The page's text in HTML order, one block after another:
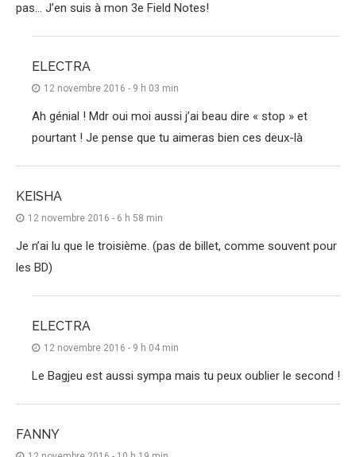
pas… J’en suis à mon 3e Field Notes!
ELECTRA
12 novembre 2016 - 9 h 03 min
Ah génial ! Mdr oui moi aussi j’ai beau dire « stop » et
pourtant ! Je pense que tu aimeras bien ces deux-là
KEISHA
12 novembre 2016 - 6 h 58 min
Je n’ai lu que le troisième. (pas de billet, comme souvent pour
les BD)
ELECTRA
12 novembre 2016 - 9 h 04 min
Le Bagjeu est aussi sympa mais tu peux oublier le second !
FANNY